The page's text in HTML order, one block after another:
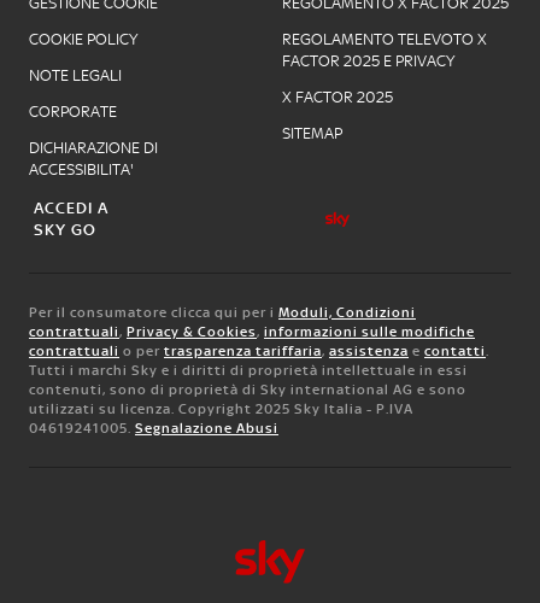
COOKIE POLICY
NOTE LEGALI
CORPORATE
DICHIARAZIONE DI
ACCESSIBILITA'
REGOLAMENTO TELEVOTO X
FACTOR 2025 E PRIVACY
X FACTOR 2025
SITEMAP
ACCEDI A
SKY GO
Per il consumatore clicca qui per i Moduli, Condizioni
contrattuali, Privacy & Cookies, informazioni sulle modifiche
contrattuali o per trasparenza tariffaria, assistenza e contatti.
Tutti i marchi Sky e i diritti di proprietà intellettuale in essi
contenuti, sono di proprietà di Sky international AG e sono
utilizzati su licenza. Copyright 2025 Sky Italia - P.IVA
04619241005. Segnalazione Abusi